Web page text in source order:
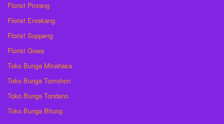
Florist Pinrang
Florist Enrekang
Florist Soppeng
Florist Gowa
Toko Bunga Minahasa
Toko Bunga Tomohon
Toko Bunga Tondano
Toko Bunga Bitung